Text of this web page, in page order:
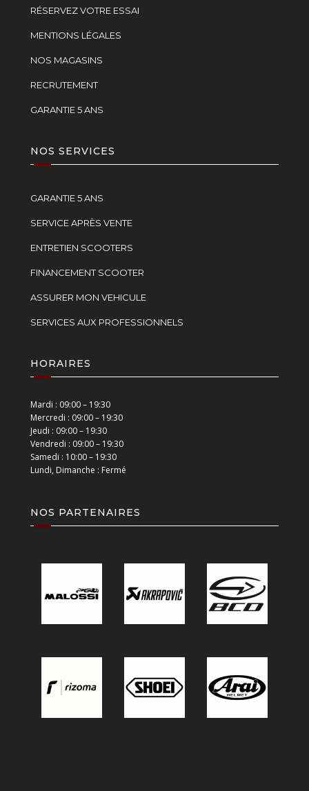
RÉSERVEZ VOTRE ESSAI
MENTIONS LÉGALES
NOS MAGASINS
RECRUTEMENT
GARANTIE 5 ANS
NOS SERVICES
GARANTIE 5 ANS
SERVICE APRÈS VENTE
ENTRETIEN SCOOTERS
FINANCEMENT SCOOTER
ASSURER MON VEHICULE
SERVICES AUX PROFESSIONNELS
HORAIRES
Mardi : 09:00 – 19:30
Mercredi : 09:00 – 19:30
Jeudi : 09:00 – 19:30
Vendredi : 09:00 – 19:30
Samedi : 10:00 – 19:30
Lundi, Dimanche : Fermé
NOS PARTENAIRES